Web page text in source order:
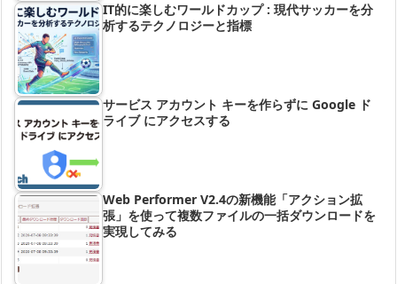
IT的に楽しむワールドカップ : 現代サッカーを分
析するテクノロジーと指標
サービス アカウント キーを作らずに Google ド
ライブ にアクセスする
Web Performer V2.4の新機能「アクション拡
張」を使って複数ファイルの一括ダウンロードを
実現してみる